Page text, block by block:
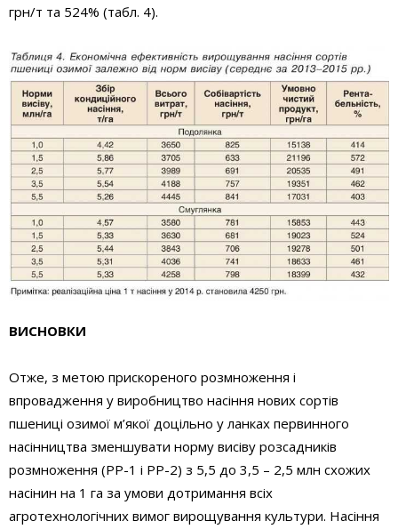
грн/т та 524% (табл. 4).
ВИСНОВКИ
Отже, з метою прискореного розмноження і
впровадження у виробництво насіння нових сортів
пшениці озимої м’якої доцільно у ланках первинного
насінництва зменшувати норму висіву розсадників
розмноження (РР-1 і РР-2) з 5,5 до 3,5 – 2,5 млн схожих
насінин на 1 га за умови дотримання всіх
агротехнологічних вимог вирощування культури. Насіння